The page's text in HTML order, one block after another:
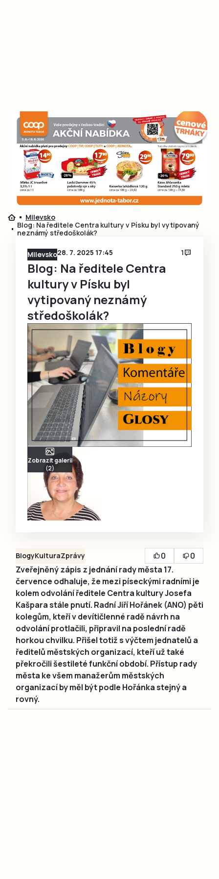
Milevsko
Blog: Na ředitele Centra kultury v Písku byl vytipovaný
neznámý středoškolák?
Milevsko28. 7. 2025 17:45 1
Blog: Na ředitele Centra
kultury v Písku byl
vytipovaný neznámý
středoškolák?
Zobrazit galerii
(2)
BlogyKulturaZprávy 0
0
Zveřejněný zápis z jednání rady města 17.
července odhaluje, že mezi píseckými radními je
kolem odvolání ředitele Centra kultury Josefa
Kašpara stále pnutí. Radní Jiří Hořánek (ANO) pěti
kolegům, kteří v devítičlenné radě návrh na
odvolání protlačili, připravil na poslední radě
horkou chvilku. Přišel totiž s výčtem jednatelů a
ředitelů městských organizací, kteří už také
překročili šestileté funkční období. Přístup rady
města ke všem manažerům městských
organizací by měl být podle Hořánka stejný a
rovný.